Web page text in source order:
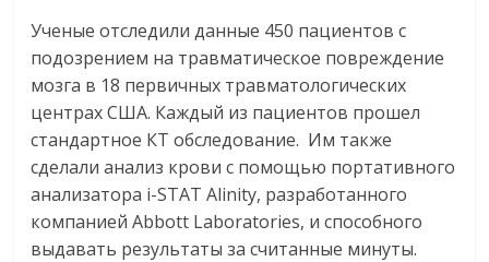
Ученые отследили данные 450 пациентов с
подозрением на травматическое повреждение
мозга в 18 первичных травматологических
центрах США. Каждый из пациентов прошел
стандартное КТ обследование. Им также
сделали анализ крови с помощью портативного
анализатора i-STAT Alinity, разработанного
компанией Abbott Laboratories, и способного
выдавать результаты за считанные минуты.